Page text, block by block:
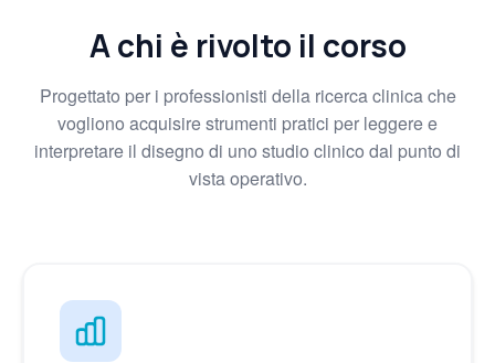
A chi è rivolto il corso
Progettato per i professionisti della ricerca clinica che
vogliono acquisire strumenti pratici per leggere e
interpretare il disegno di uno studio clinico dal punto di
vista operativo.